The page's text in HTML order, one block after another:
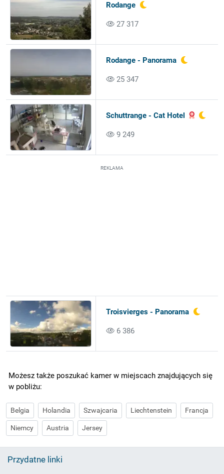
Rodange
27 317
Rodange - Panorama
25 347
Schuttrange - Cat Hotel
9 249
REKLAMA
Troisvierges - Panorama
6 386
Możesz także poszukać kamer w miejscach znajdujących się
w pobliżu:
Belgia Holandia Szwajcaria Liechtenstein Francja
Niemcy Austria Jersey
Przydatne linki